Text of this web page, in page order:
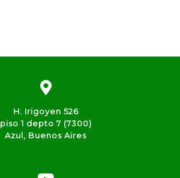
H. Irigoyen 526
piso 1 depto 7 (7300)
Azul, Buenos Aires